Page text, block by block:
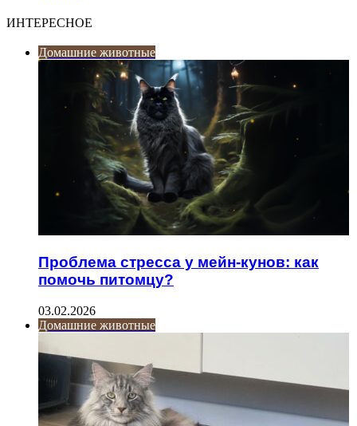
ИНТЕРЕСНОЕ
Домашние животные
Проблема стресса у мейн-кунов: как
помочь питомцу?
03.02.2026
Домашние животные